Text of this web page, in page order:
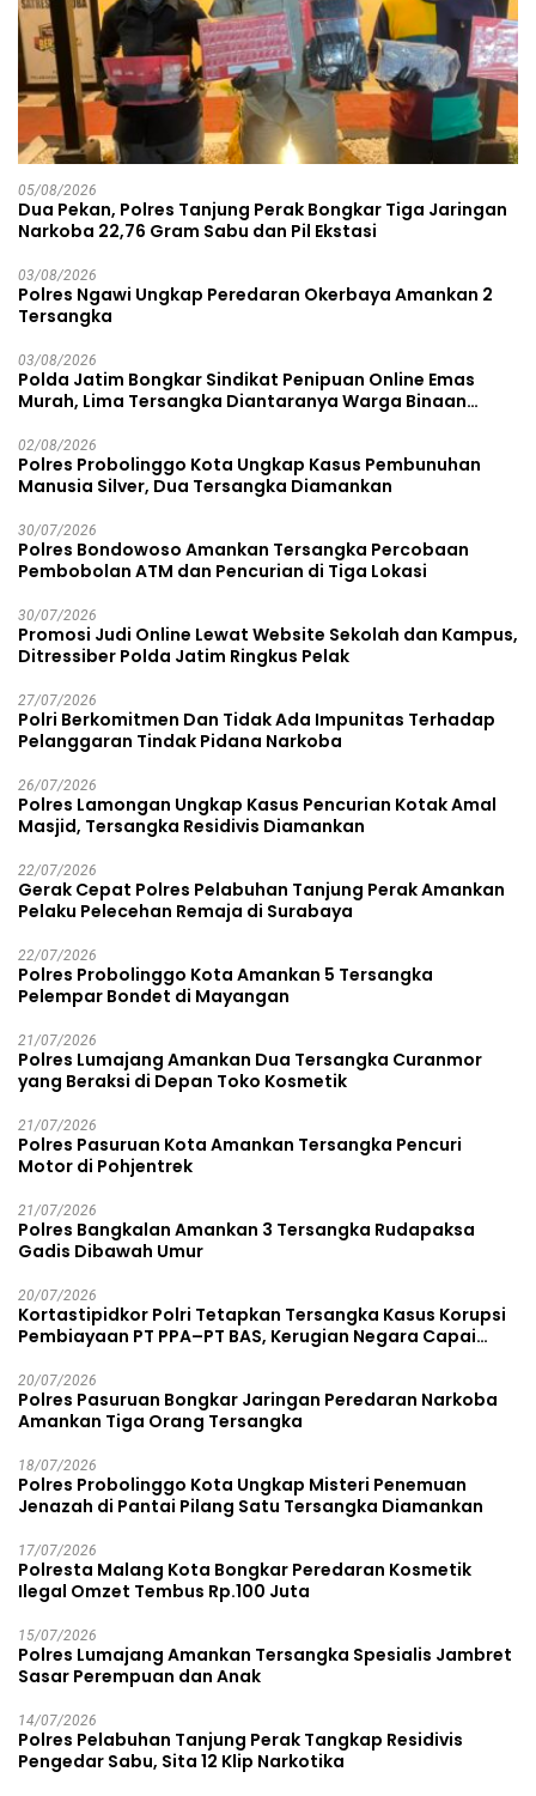
05/08/2026
Dua Pekan, Polres Tanjung Perak Bongkar Tiga Jaringan
Narkoba 22,76 Gram Sabu dan Pil Ekstasi
03/08/2026
Polres Ngawi Ungkap Peredaran Okerbaya Amankan 2
Tersangka
03/08/2026
Polda Jatim Bongkar Sindikat Penipuan Online Emas
Murah, Lima Tersangka Diantaranya Warga Binaan
02/08/2026
Polres Probolinggo Kota Ungkap Kasus Pembunuhan
Manusia Silver, Dua Tersangka Diamankan
30/07/2026
Polres Bondowoso Amankan Tersangka Percobaan
Pembobolan ATM dan Pencurian di Tiga Lokasi
30/07/2026
Promosi Judi Online Lewat Website Sekolah dan Kampus,
Ditressiber Polda Jatim Ringkus Pelak
27/07/2026
Polri Berkomitmen Dan Tidak Ada Impunitas Terhadap
Pelanggaran Tindak Pidana Narkoba
26/07/2026
Polres Lamongan Ungkap Kasus Pencurian Kotak Amal
Masjid, Tersangka Residivis Diamankan
22/07/2026
Gerak Cepat Polres Pelabuhan Tanjung Perak Amankan
Pelaku Pelecehan Remaja di Surabaya
22/07/2026
Polres Probolinggo Kota Amankan 5 Tersangka
Pelempar Bondet di Mayangan
21/07/2026
Polres Lumajang Amankan Dua Tersangka Curanmor
yang Beraksi di Depan Toko Kosmetik
21/07/2026
Polres Pasuruan Kota Amankan Tersangka Pencuri
Motor di Pohjentrek
21/07/2026
Polres Bangkalan Amankan 3 Tersangka Rudapaksa
Gadis Dibawah Umur
20/07/2026
Kortastipidkor Polri Tetapkan Tersangka Kasus Korupsi
Pembiayaan PT PPA–PT BAS, Kerugian Negara Capai
20/07/2026
Polres Pasuruan Bongkar Jaringan Peredaran Narkoba
Amankan Tiga Orang Tersangka
18/07/2026
Polres Probolinggo Kota Ungkap Misteri Penemuan
Jenazah di Pantai Pilang Satu Tersangka Diamankan
17/07/2026
Polresta Malang Kota Bongkar Peredaran Kosmetik
Ilegal Omzet Tembus Rp.100 Juta
15/07/2026
Polres Lumajang Amankan Tersangka Spesialis Jambret
Sasar Perempuan dan Anak
14/07/2026
Polres Pelabuhan Tanjung Perak Tangkap Residivis
Pengedar Sabu, Sita 12 Klip Narkotika